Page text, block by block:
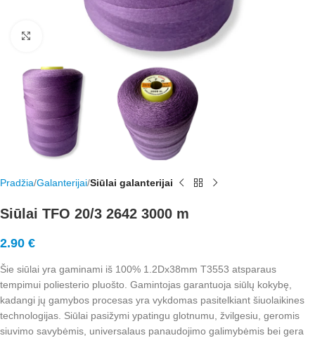
Rodyti nuotrauką visame ekrane
Pradžia Galanterijai Siūlai galanterijai
Siūlai TFO 20/3 2642 3000 m
2.90 €
Šie siūlai yra gaminami iš 100% 1.2Dx38mm T3553 atsparaus
tempimui poliesterio pluošto. Gamintojas garantuoja siūlų kokybę,
kadangi jų gamybos procesas yra vykdomas pasitelkiant šiuolaikines
technologijas. Siūlai pasižymi ypatingu glotnumu, žvilgesiu, geromis
siuvimo savybėmis, universalaus panaudojimo galimybėmis bei gera